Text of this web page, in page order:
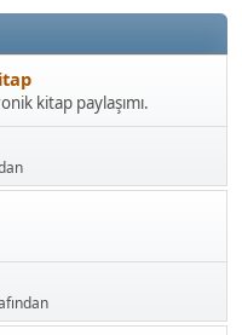
kitap paylaşımı.